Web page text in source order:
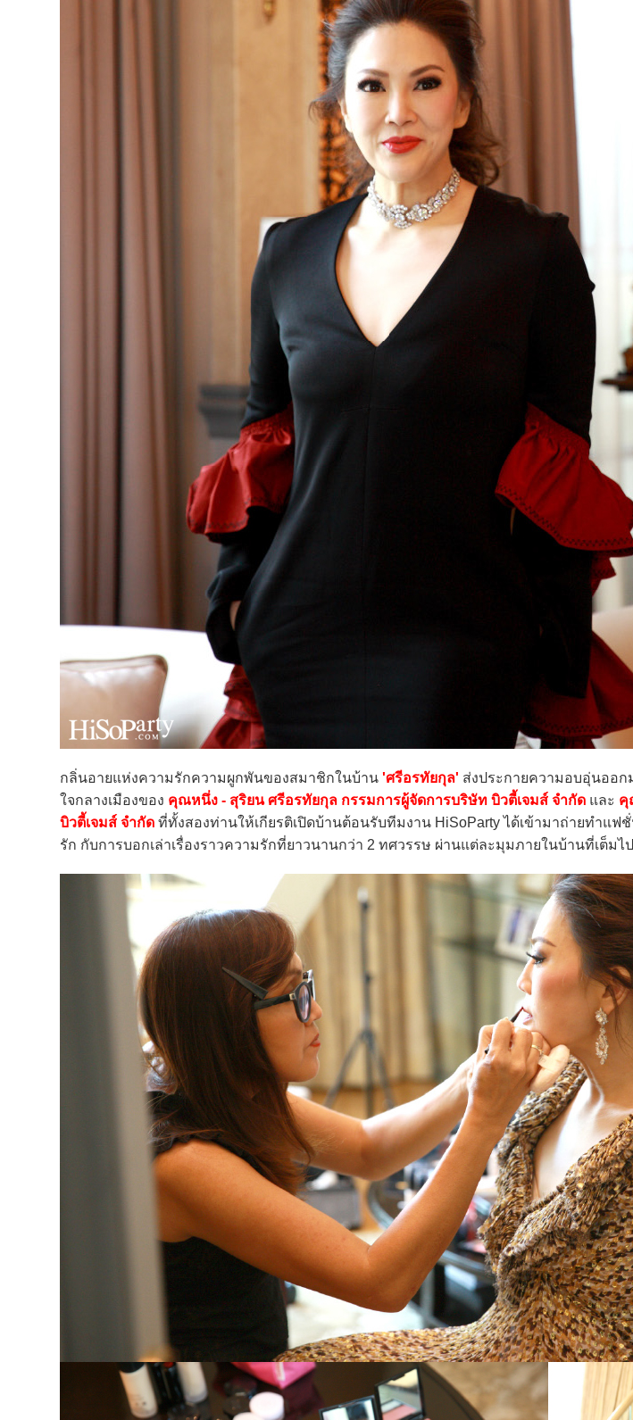
กลิ่นอายแห่งความรักความผูกพันของสมาชิกในบ้าน 'ศรีอรทัยกุล' ส่งประกายความอบอุ่นออก
ใจกลางเมืองของ คุณหนึ่ง - สุริยน ศรีอรทัยกุล กรรมการผู้จัดการบริษัท บิวตี้เจมส์ จำกัด และ คุ
บิวตี้เจมส์ จำกัด ที่ทั้งสองท่านให้เกียรติเปิดบ้านต้อนรับทีมงาน HiSoParty ได้เข้ามาถ่ายทำแฟ
รัก กับการบอกเล่าเรื่องราวความรักที่ยาวนานกว่า 2 ทศวรรษ ผ่านแต่ละมุมภายในบ้านที่เต็ม